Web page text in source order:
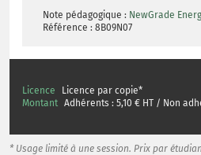
the CEO
Note pédagogique : NewGrade
Référence : 8B09N07
Licence Licence par copie*
* Usage limité à une session. Prix par
Montant Adhérents : 5,10 € HT / Non